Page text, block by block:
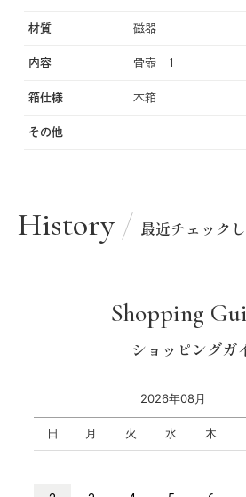
材質 磁器
内容 骨壺 1
箱仕様 木箱
その他 −
History 最近チェック
Shopping
ショッピングガ